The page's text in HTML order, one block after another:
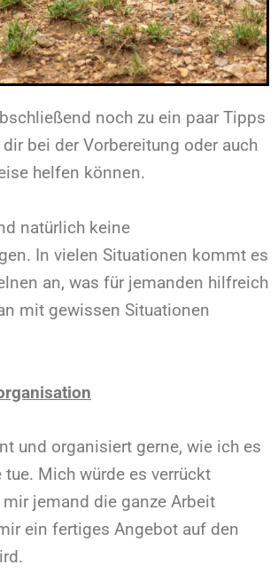
noch zu ein paar Tipps
bei der Vorbereitung oder auch
helfen können.
natürlich keine
In vielen Situationen kommt es
an, was für jemanden hilfreich
mit gewissen Situationen
und organisiert gerne, wie ich es
Mich würde es verrückt
jemand die ganze Arbeit
ein fertiges Angebot auf den